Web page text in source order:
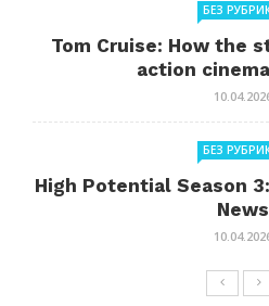
БЕЗ
Tom Cruise: How the
action
БЕЗ
High Potential Season
News